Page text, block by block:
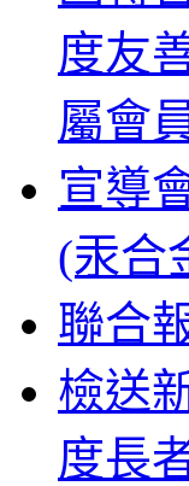
度友
屬會
宣導
(汞合
聯合
檢送
度長